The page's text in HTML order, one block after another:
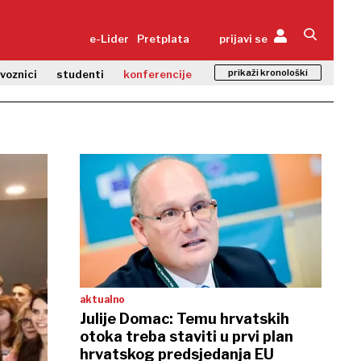
e-Lider Pretplata prijavi se
studenti konferencije prikaži kronološki
aktualno
Julije Domac: Temu hrvatskih
otoka treba staviti u prvi plan
hrvatskog predsjedanja EU